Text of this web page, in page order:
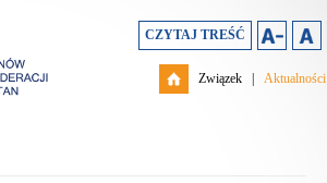
CZYTAJ TREŚĆ
Związek Aktualności